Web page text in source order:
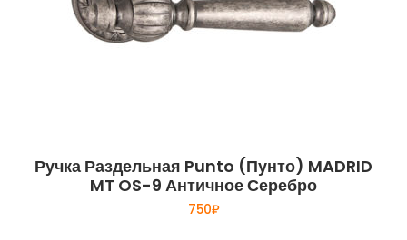
Ручка Раздельная Punto (Пунто) MADRID
MT OS-9 Античное Серебро
750₽